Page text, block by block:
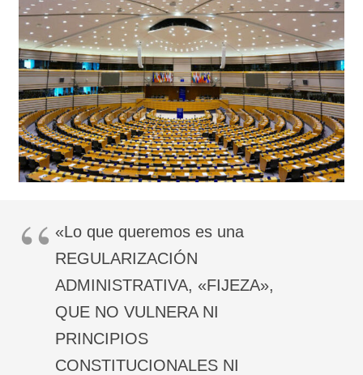
«Lo que queremos es una
REGULARIZACIÓN
ADMINISTRATIVA, «FIJEZA»,
QUE NO VULNERA NI
PRINCIPIOS
CONSTITUCIONALES NI